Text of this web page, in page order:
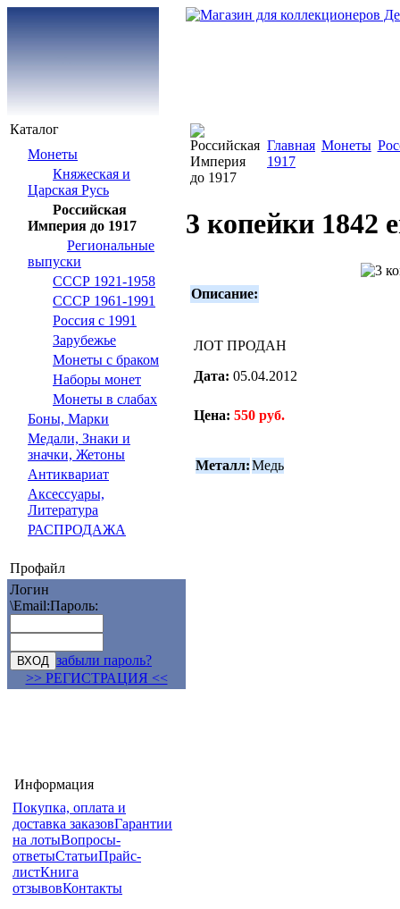
Каталог
Монеты
Княжеская и
Царская Русь
Российская
Империя до 1917
Региональные
выпуски
СССР 1921-1958
СССР 1961-1991
Россия с 1991
Зарубежье
Монеты с браком
Наборы монет
Монеты в слабах
Боны, Марки
Медали, Знаки и
значки, Жетоны
Антиквариат
Аксессуары,
Литература
РАСПРОДАЖА
Профайл
Логин
\Email:Пароль:
забыли пароль?
>> РЕГИСТРАЦИЯ <<
Информация
Покупка, оплата и
доставка заказовГарантии
на лотыВопросы-
ответыСтатьиПрайс-
листКнига
отзывовКонтакты
Главная Монеты
1917
3 копейки 1842
Описание:
ЛОТ ПРОДАН
Дата: 05.04.2012
Цена: 550 руб.
Металл:Медь